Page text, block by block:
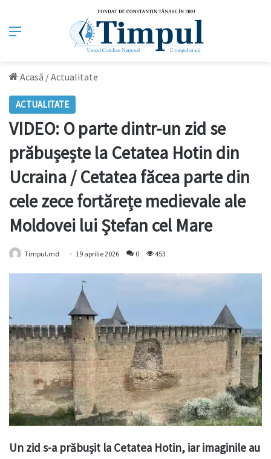
Meniu
Acasă /Actualitate
ACTUALITATE
VIDEO: O parte dintr-un zid se
prăbușește la Cetatea Hotin din
Ucraina / Cetatea făcea parte din
cele zece fortărețe medievale ale
Moldovei lui Ștefan cel Mare
Timpul.md 19 aprilie 2026 0 453
Un zid s-a prăbușit la Cetatea Hotin, iar imaginile au